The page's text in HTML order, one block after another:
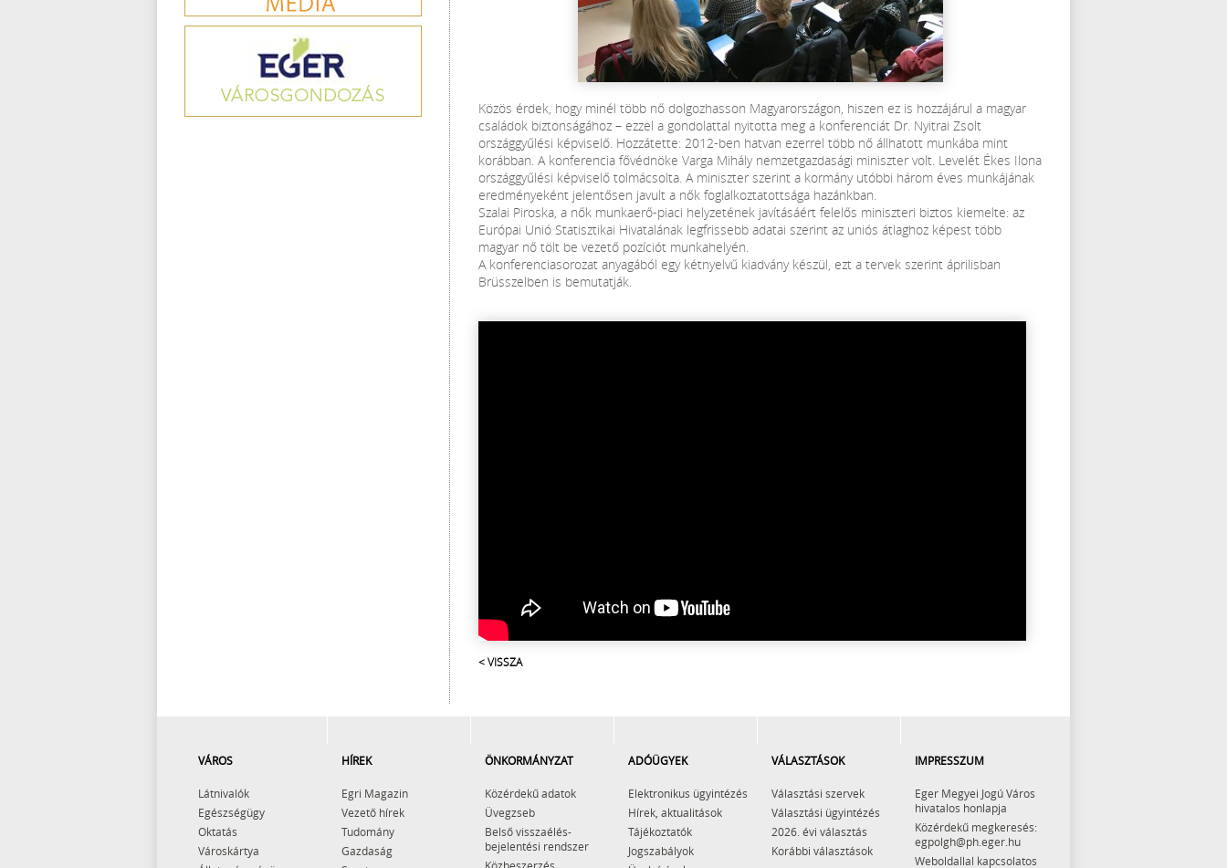
Közös érdek, hogy minél több nő dolgozhasson Magyarországon, hiszen ez is hozzájárul a magyar
családok biztonságához – ezzel a gondolattal nyitotta meg a konferenciát Dr. Nyitrai Zsolt
országgyűlési képviselő. Hozzátette: 2012-ben hatvan ezerrel több nő állhatott munkába mint
korábban. A konferencia fővédnöke Varga Mihály nemzetgazdasági miniszter volt. Levelét Ékes Ilona
országgyűlési képviselő tolmácsolta. A miniszter szerint a kormány utóbbi három éves munkájának
eredményeként jelentősen javult a nők foglalkoztatottsága hazánkban.
Szalai Piroska, a nők munkaerő-piaci helyzetének javításáért felelős miniszteri biztos kiemelte: az
Európai Unió Statisztikai Hivatalának legfrissebb adatai szerint az uniós átlaghoz képest több
magyar nő tölt be vezető pozíciót munkahelyén.
A konferenciasorozat anyagából egy kétnyelvű kiadvány készül, ezt a tervek szerint áprilisban
Brüsszelben is bemutatják.
< VISSZA
VÁROS
Látnivalók
Egészségügy
Oktatás
Városkártya
HÍREK
Egri Magazin
Vezető hírek
Tudomány
Gazdaság
ÖNKORMÁNYZAT
Közérdekű adatok
Üvegzseb
Belső visszaélés-
bejelentési rendszer
ADÓÜGYEK
Elektronikus ügyintézés
Hírek, aktualitások
Tájékoztatók
Jogszabályok
VÁLASZTÁSOK
Választási szervek
Választási ügyintézés
2026. évi választás
Korábbi választások
IMPRESSZUM
Eger Megyei Jogú Város
hivatalos honlapja
Közérdekű megkeresés:
egpolgh@ph.eger.hu
Weboldallal kapcsolatos